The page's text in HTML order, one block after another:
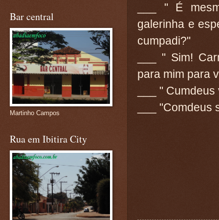
___ " É
galerinha e
cumpadi?"
___ " Sim!
para mim para
___ "
___ "Comdeus
Bar central
Martinho Campos
Rua em Ibitira City